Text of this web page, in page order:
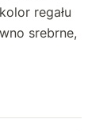
regału
srebrne,